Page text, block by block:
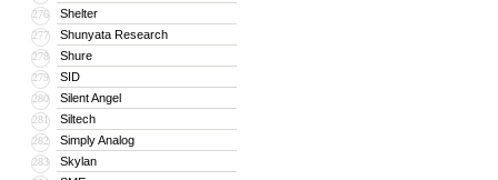
276 Shelter
277 Shunyata Research
278 Shure
279 SID
280 Silent Angel
281 Siltech
282 Simply Analog
283 Skylan